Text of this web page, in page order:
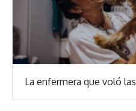
La enfermera que voló